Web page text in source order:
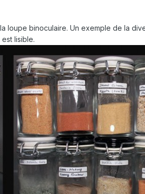
binoculaire. Un exemple de la
lisible.